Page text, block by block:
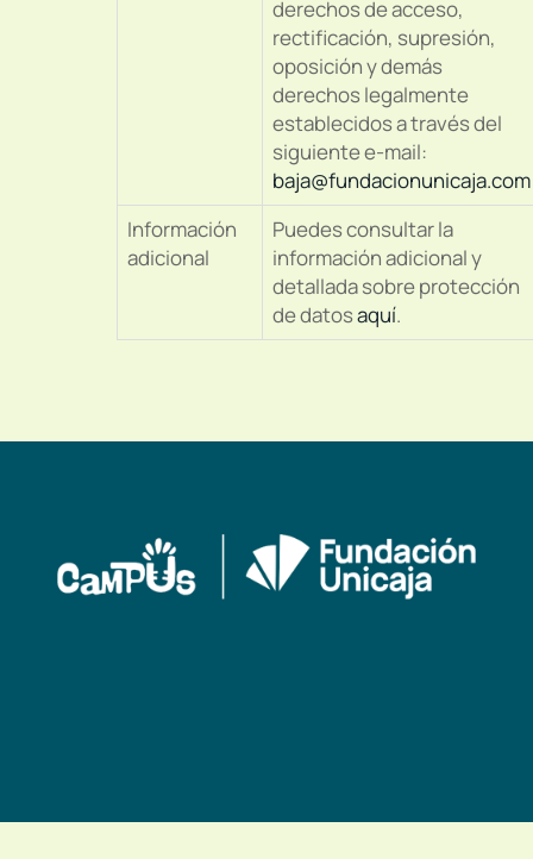
derechos de acceso,
rectificación, supresión,
oposición y demás
derechos legalmente
establecidos a través del
siguiente e-mail:
baja@fundacionunicaja.com
Información
adicional
Puedes consultar la
información adicional y
detallada sobre protección
de datosaquí.